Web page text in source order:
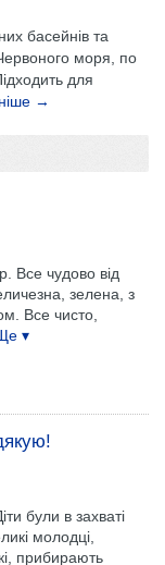
басейнів та
моря, по
для
→
Все чудово від
зелена, з
Все чисто,
▾
були в захваті
молодці,
прибирають